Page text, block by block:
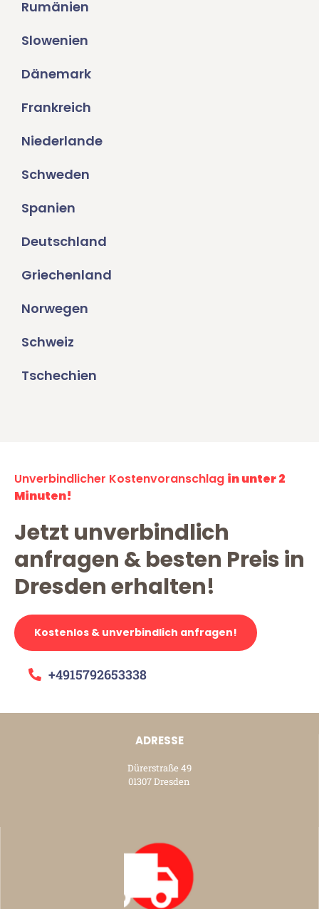
Rumänien
Slowenien
Dänemark
Frankreich
Niederlande
Schweden
Spanien
Deutschland
Griechenland
Norwegen
Schweiz
Tschechien
Unverbindlicher Kostenvoranschlag in unter 2
Minuten!
Jetzt unverbindlich
anfragen & besten Preis in
Dresden erhalten!
Kostenlos & unverbindlich anfragen!
+4915792653338
ADRESSE
Dürerstraße 49
01307 Dresden